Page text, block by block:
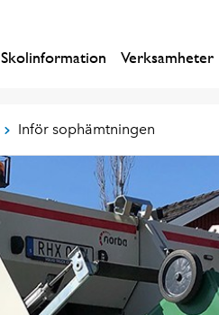
Skolinformation Verksamheter
Inför sophämtningen